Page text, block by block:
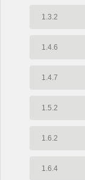
1.3.2
1.4.6
1.4.7
1.5.2
1.6.2
1.6.4